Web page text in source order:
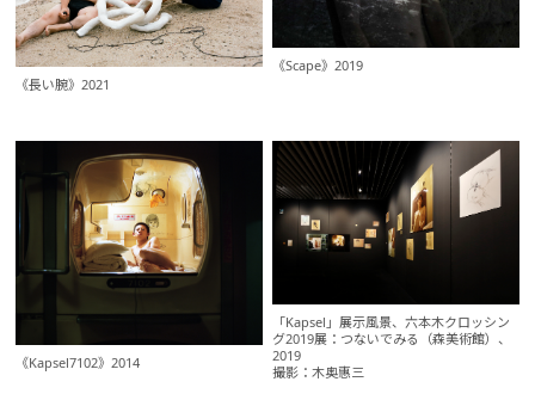
《長い腕》2021
《Scape》2019
《Kapsel7102》2014
「Kapsel」展示風景、六本木クロッシン
グ2019展：つないでみる（森美術館）、
2019
撮影：木奥惠三